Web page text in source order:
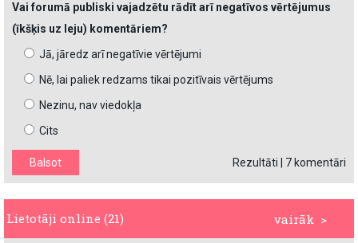
Vai forumā publiski vajadzētu rādīt arī negatīvos vērtējumus
(īkšķis uz leju) komentāriem?
Jā, jāredz arī negatīvie vērtējumi
Nē, lai paliek redzams tikai pozitīvais vērtējums
Nezinu, nav viedokļa
Cits
Rezultāti 7 komentāri
vairāk >
Lietotāji online (21)